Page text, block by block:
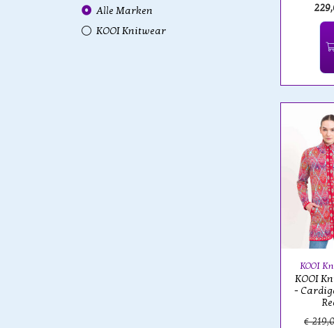
Alle Marken
KOOI Knitwear
KOOI
KOOI
-
€